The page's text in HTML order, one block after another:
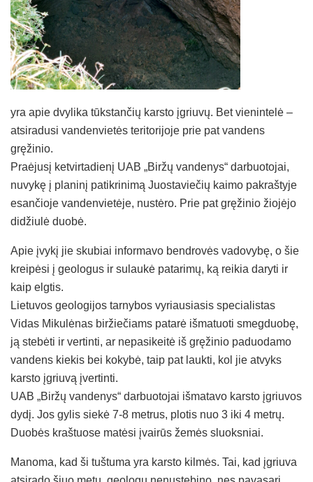
yra apie dvylika tūkstančių karsto įgriuvų. Bet vienintelė –
atsiradusi vandenvietės teritorijoje prie pat vandens
gręžinio.
Praėjusį ketvirtadienį UAB „Biržų vandenys“ darbuotojai,
nuvykę į planinį patikrinimą Juostaviečių kaimo pakraštyje
esančioje vandenvietėje, nustėro. Prie pat gręžinio žiojėjo
didžiulė duobė.
Apie įvykį jie skubiai informavo bendrovės vadovybę, o šie
kreipėsi į geologus ir sulaukė patarimų, ką reikia daryti ir
kaip elgtis.
Lietuvos geologijos tarnybos vyriausiasis specialistas
Vidas Mikulėnas biržiečiams patarė išmatuoti smegduobę,
ją stebėti ir vertinti, ar nepasikeitė iš gręžinio paduodamo
vandens kiekis bei kokybė, taip pat laukti, kol jie atvyks
karsto įgriuvą įvertinti.
UAB „Biržų vandenys“ darbuotojai išmatavo karsto įgriuvos
dydį. Jos gylis siekė 7-8 metrus, plotis nuo 3 iki 4 metrų.
Duobės kraštuose matėsi įvairūs žemės sluoksniai.
Manoma, kad ši tuštuma yra karsto kilmės. Tai, kad įgriuva